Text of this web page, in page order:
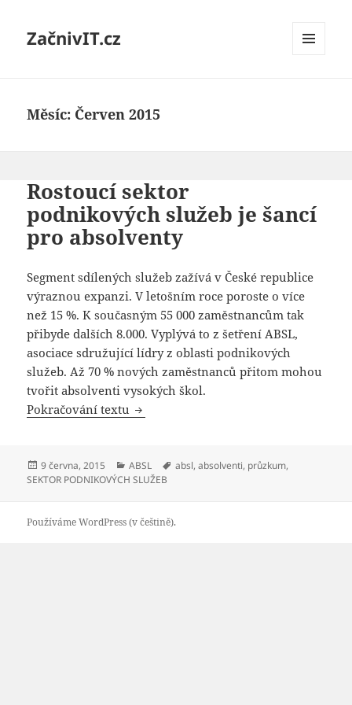
ZačnivIT.cz
Měsíc: Červen 2015
Rostoucí sektor
podnikových služeb je šancí
pro absolventy
Segment sdílených služeb zažívá v České republice
výraznou expanzi. V letošním roce poroste o více
než 15 %. K současným 55 000 zaměstnancům tak
přibyde dalších 8.000. Vyplývá to z šetření ABSL,
asociace sdružující lídry z oblasti podnikových
služeb. Až 70 % nových zaměstnanců přitom mohou
tvořit absolventi vysokých škol.
Pokračování textu Rostoucí sektor podnikových služeb
Publikováno:
9 června, 2015 Rubriky:
ABSL Štítky:
absl,absolventi, průzkum,
SEKTOR PODNIKOVÝCH SLUŽEB
Používáme WordPress (v češtině).